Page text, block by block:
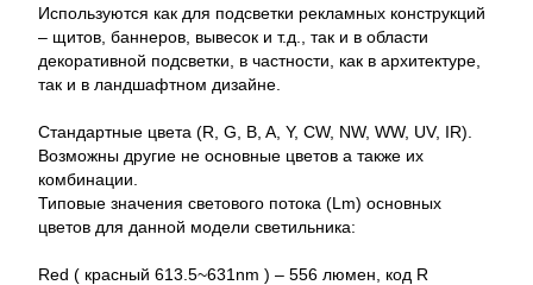
Используются как для подсветки рекламных конструкций
– щитов, баннеров, вывесок и т.д., так и в области
декоративной подсветки, в частности, как в архитектуре,
так и в ландшафтном дизайне.
Стандартные цвета (R, G, B, A, Y, CW, NW, WW, UV, IR).
Возможны другие не основные цветов а также их
комбинации.
Типовые значения светового потока (Lm) основных
цветов для данной модели светильника:
Red ( красный 613.5~631nm ) – 556 люмен, код R